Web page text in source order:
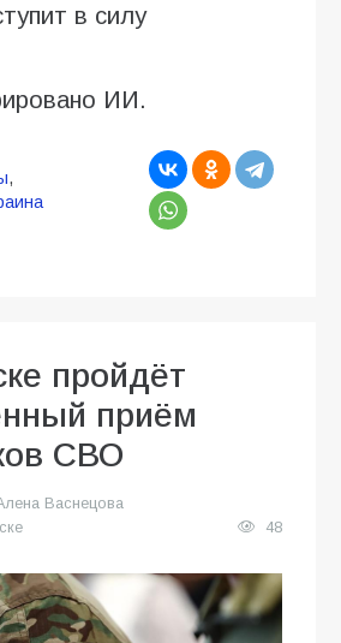
в силу
ИИ.
,
пройдёт
приём
СВО
Васнецова
48